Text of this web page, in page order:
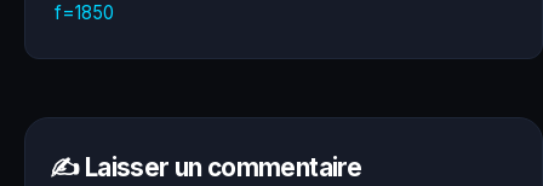
f=1850
✍️ Laisser un commentaire